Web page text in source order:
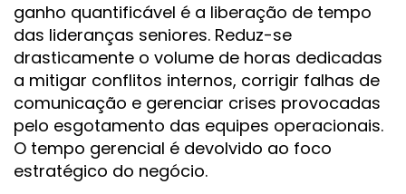
ganho quantificável é a liberação de tempo
das lideranças seniores. Reduz-se
drasticamente o volume de horas dedicadas
a mitigar conflitos internos, corrigir falhas de
comunicação e gerenciar crises provocadas
pelo esgotamento das equipes operacionais.
O tempo gerencial é devolvido ao foco
estratégico do negócio.